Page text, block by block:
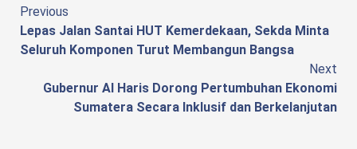
Continue
Reading
Previous
Lepas Jalan Santai HUT Kemerdekaan, Sekda Minta
Seluruh Komponen Turut Membangun Bangsa
Next
Gubernur Al Haris Dorong Pertumbuhan Ekonomi
Sumatera Secara Inklusif dan Berkelanjutan